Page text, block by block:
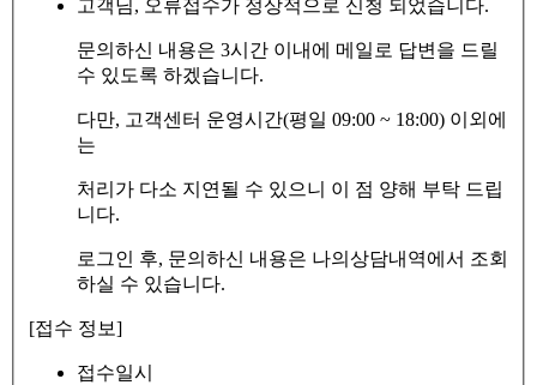
고객님, 오류접수가 정상적으로 신청 되었습니다.
문의하신 내용은 3시간 이내에 메일로 답변을 드릴
수 있도록 하겠습니다.
다만, 고객센터 운영시간(평일 09:00 ~ 18:00) 이외에
는
처리가 다소 지연될 수 있으니 이 점 양해 부탁 드립
니다.
로그인 후, 문의하신 내용은 나의상담내역에서 조회
하실 수 있습니다.
[접수 정보]
접수일시